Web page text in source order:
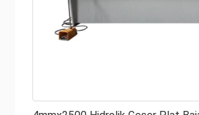
terintegrasi yang canggih, yang tidak
mengurangi pemasangan pipa tetapi